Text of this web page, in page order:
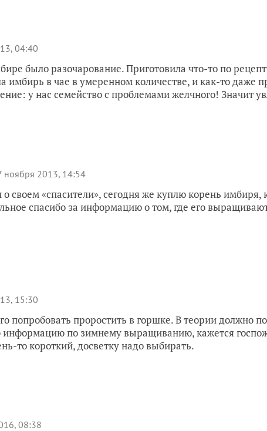
04:40
было разочарование. Приготовила что-то по
имбирь в чае в умеренном количестве, и как-то даже
у нас семейство с проблемами желчного! Значит
ноября 2013, 14:54
своем «спасители», сегодня же куплю корень имбиря,
спасибо за информацию о том, где его
15:30
попробовать проростить в горшке. В теории должно
по зимнему выращиванию, кажется
то короткий, досветку надо выбирать.
08:38